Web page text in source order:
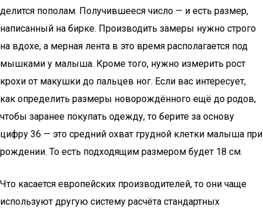
делится пополам. Получившееся число — и есть размер,
написанный на бирке. Производить замеры нужно строго
на вдохе, а мерная лента в это время располагается под
мышками у малыша. Кроме того, нужно измерить рост
крохи от макушки до пальцев ног. Если вас интересует,
как определить размеры новорождённого ещё до родов,
чтобы заранее покупать одежду, то берите за основу
цифру 36 — это средний охват грудной клетки малыша при
рождении. То есть подходящим размером будет 18 см.
Что касается европейских производителей, то они чаще
используют другую систему расчёта стандартных